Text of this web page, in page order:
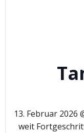
13. Februar 2026
weit